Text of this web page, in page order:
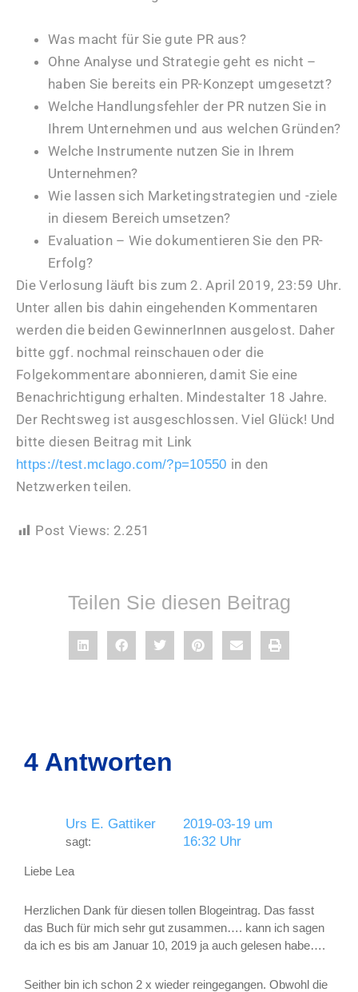
Was macht für Sie gute PR aus?
Ohne Analyse und Strategie geht es nicht –
haben Sie bereits ein PR-Konzept umgesetzt?
Welche Handlungsfehler der PR nutzen Sie in
Ihrem Unternehmen und aus welchen Gründen?
Welche Instrumente nutzen Sie in Ihrem
Unternehmen?
Wie lassen sich Marketingstrategien und -ziele
in diesem Bereich umsetzen?
Evaluation – Wie dokumentieren Sie den PR-
Erfolg?
Die Verlosung läuft bis zum 2. April 2019, 23:59 Uhr.
Unter allen bis dahin eingehenden Kommentaren
werden die beiden GewinnerInnen ausgelost. Daher
bitte ggf. nochmal reinschauen oder die
Folgekommentare abonnieren, damit Sie eine
Benachrichtigung erhalten. Mindestalter 18 Jahre.
Der Rechtsweg ist ausgeschlossen. Viel Glück! Und
bitte diesen Beitrag mit Link
https://test.mclago.com/?p=10550 in den
Netzwerken teilen.
Post Views: 2.251
Teilen Sie diesen Beitrag
4 Antworten
Urs E. Gattiker
sagt:
2019-03-19 um
16:32 Uhr
Liebe Lea
Herzlichen Dank für diesen tollen Blogeintrag. Das fasst
das Buch für mich sehr gut zusammen…. kann ich sagen
da ich es bis am Januar 10, 2019 ja auch gelesen habe….
Seither bin ich schon 2 x wieder reingegangen. Obwohl die